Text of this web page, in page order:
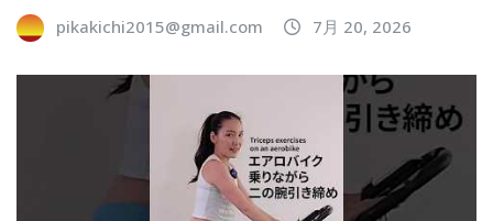
pikakichi2015@gmail.com 7月 20, 2026